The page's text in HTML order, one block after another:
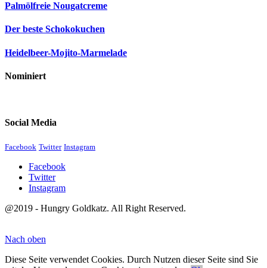
Palmölfreie Nougatcreme
Der beste Schokokuchen
Heidelbeer-Mojito-Marmelade
Nominiert
Social Media
Facebook Twitter Instagram
Facebook
Twitter
Instagram
@2019 - Hungry Goldkatz. All Right Reserved.
Nach oben
Diese Seite verwendet Cookies. Durch Nutzen dieser Seite sind Sie